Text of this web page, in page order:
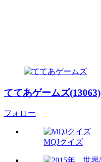
ててあゲームズ(13063)
フォロー
MQJクイズ